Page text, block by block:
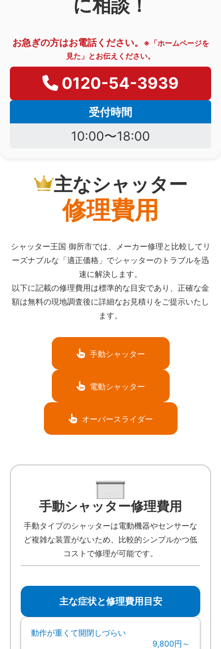
に相談！
お急ぎの方はお電話ください。
※「ホームページを
見た」とお伝えください。
0120-54-3939
受付時間
10:00〜18:00
主なシャッター
修理費用
シャッター王国 御所市では、メーカー修理と比較してリ
ーズナブルな「適正価格」でシャッターのトラブルを迅
速に解決します。
以下に記載の修理費用は標準的な目安であり、正確な金
額は無料の現地調査後に詳細なお見積りをご提示いたし
ます。
手動シャッター
電動シャッター
オーバースライダー
手動シャッター修理費用
手動タイプのシャッターは電動機器やセンサーな
ど複雑な装置がないため、比較的シンプルかつ低
コストで修理が可能です。
主な症状と修理費用目安
動作が重くて開閉しづらい
9,800円～